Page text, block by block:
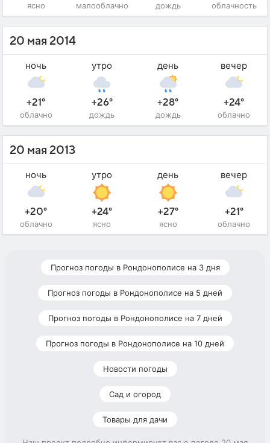
ясно малооблачно дождь облачность
20 мая 2014
ночь
+21°
облачно
утро
+26°
дождь
день
+28°
дождь
вечер
+24°
облачно
20 мая 2013
ночь
+20°
облачно
утро
+24°
ясно
день
+27°
ясно
вечер
+21°
облачно
Прогноз погоды в Рондонополисе на 3 дня
Прогноз погоды в Рондонополисе на 5 дней
Прогноз погоды в Рондонополисе на 7 дней
Прогноз погоды в Рондонополисе на 10 дней
Новости погоды
Сад и огород
Товары для дачи